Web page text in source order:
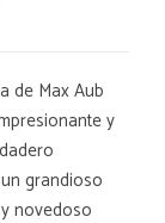
de Max Aub
y
grandioso
novedoso